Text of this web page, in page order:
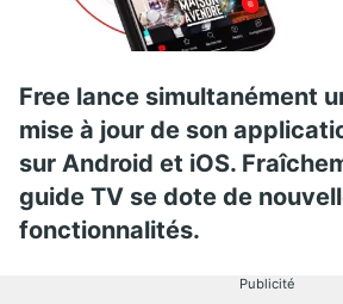
Free lance simultanément
mise à jour de son
sur Android et iOS.
guide TV se dote de
fonctionnalités.
Publicité